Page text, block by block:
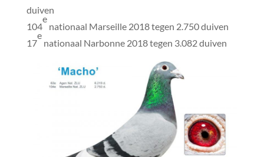
duiven
104
e
nationaal Marseille 2018 tegen 2.750 duiven
17
e
nationaal Narbonne 2018 tegen 3.082 duiven